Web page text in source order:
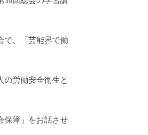
で、「芸能界で働
の労働安全衛生と
保障」をお話させ